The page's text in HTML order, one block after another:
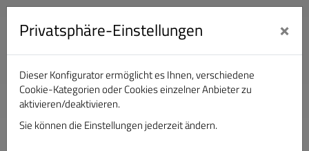
Verband Deutscher Sportjournalisten e.V.
Privatsphäre-Einstellungen ×
Dieser Konfigurator ermöglicht es Ihnen, verschiedene
Cookie-Kategorien oder Cookies einzelner Anbieter zu
aktivieren/deaktivieren.
Sie können die Einstellungen jederzeit ändern.